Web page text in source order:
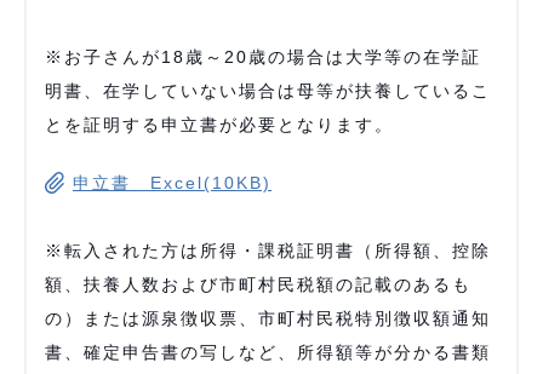
※お子さんが18歳～20歳の場合は大学等の在学証
明書、在学していない場合は母等が扶養しているこ
とを証明する申立書が必要となります。
申立書 Excel(10KB)
※転入された方は所得・課税証明書（所得額、控除
額、扶養人数および市町村民税額の記載のあるも
の）または源泉徴収票、市町村民税特別徴収額通知
書、確定申告書の写しなど、所得額等が分かる書類